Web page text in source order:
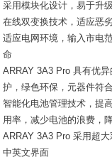
采用模块化设计，易于升
在线双变换技术，适应恶
适应电网环境，输入市电
命
ARRAY 3A3 Pro 具有优
护，绿色环保，元器件符
智能化电池管理技术，提
用率，减少电池的浪费，
ARRAY 3A3 Pro 采用超
中英文界面